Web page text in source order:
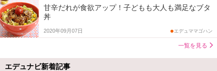
甘辛だれが食欲アップ！子どもも大人も満足なブタ
丼
2020年09月07日 エデュママゴハン
一覧を見る
エデュナビ新着記事